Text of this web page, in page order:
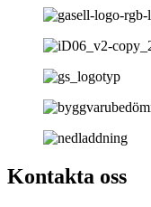
Kontakta oss